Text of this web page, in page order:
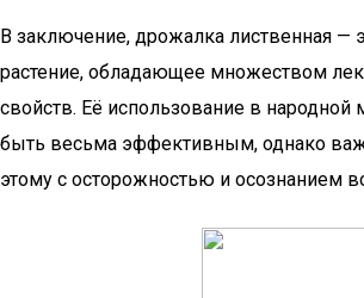
В заключение, дрожалка лиственная —
растение, обладающее множеством
свойств. Её использование в
быть весьма эффективным, однако
этому с осторожностью и осознанием